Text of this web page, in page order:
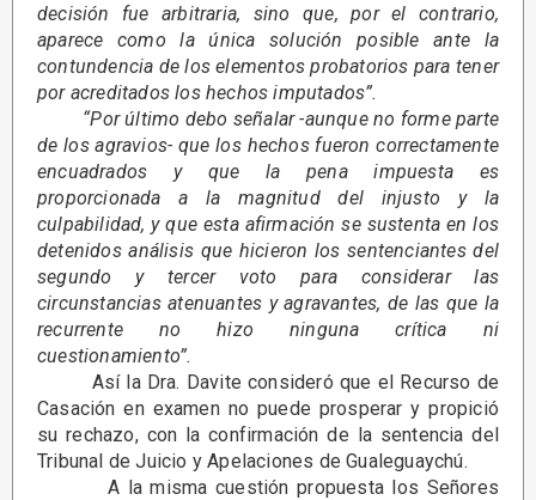
decisión fue arbitraria, sino que, por el contrario,
aparece como la única solución posible ante la
contundencia de los elementos probatorios para tener
por acreditados los hechos imputados”.
“Por último debo señalar -aunque no forme parte
de los agravios- que los hechos fueron correctamente
encuadrados y que la pena impuesta es
proporcionada a la magnitud del injusto y la
culpabilidad, y que esta afirmación se sustenta en los
detenidos análisis que hicieron los sentenciantes del
segundo y tercer voto para considerar las
circunstancias atenuantes y agravantes, de las que la
recurrente no hizo ninguna crítica ni
cuestionamiento”.
Así la Dra. Davite consideró que el Recurso de
Casación en examen no puede prosperar y propició
su rechazo, con la confirmación de la sentencia del
Tribunal de Juicio y Apelaciones de Gualeguaychú.
A la misma cuestión propuesta los Señores